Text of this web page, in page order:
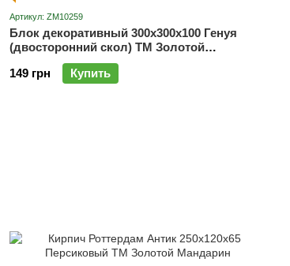
Артикул: ZM10259
Блок декоративный 300х300х100 Генуя
(двосторонний скол) ТМ Золотой
Мандарин
149 грн
Купить